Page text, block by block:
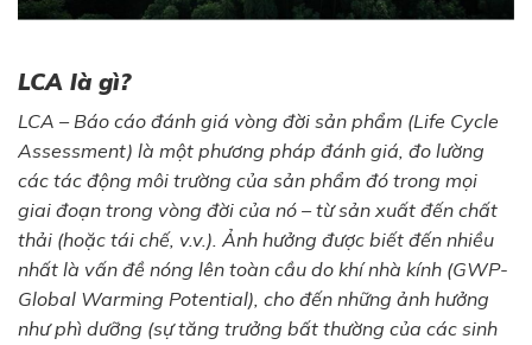
LCA là gì?
LCA – Báo cáo đánh giá vòng đời sản phẩm (Life Cycle
Assessment) là một phương pháp đánh giá, đo lường
các tác động môi trường của sản phẩm đó trong mọi
giai đoạn trong vòng đời của nó – từ sản xuất đến chất
thải (hoặc tái chế, v.v.). Ảnh hưởng được biết đến nhiều
nhất là vấn đề nóng lên toàn cầu do khí nhà kính (GWP-
Global Warming Potential), cho đến những ảnh hưởng
như phì dưỡng (sự tăng trưởng bất thường của các sinh